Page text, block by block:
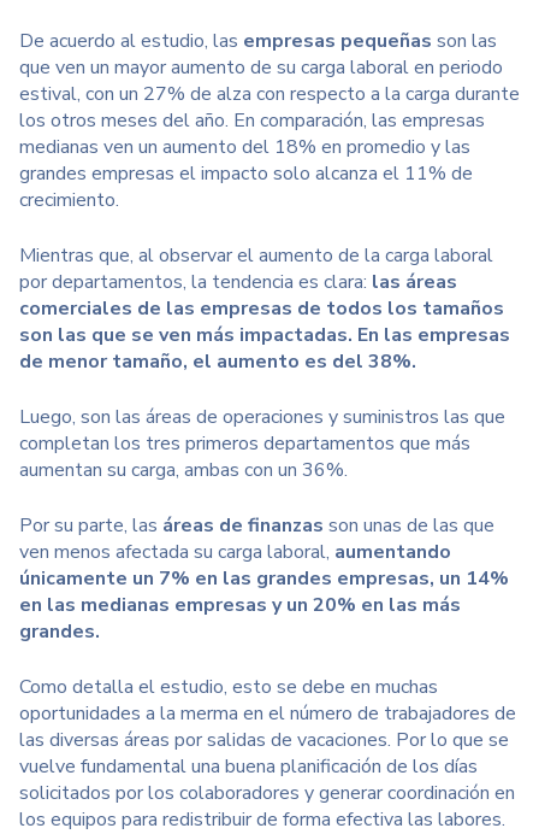
De acuerdo al estudio, las empresas pequeñas son las
que ven un mayor aumento de su carga laboral en periodo
estival, con un 27% de alza con respecto a la carga durante
los otros meses del año. En comparación, las empresas
medianas ven un aumento del 18% en promedio y las
grandes empresas el impacto solo alcanza el 11% de
crecimiento.
Mientras que, al observar el aumento de la carga laboral
por departamentos, la tendencia es clara: las áreas
comerciales de las empresas de todos los tamaños
son las que se ven más impactadas. En las empresas
de menor tamaño, el aumento es del 38%.
Luego, son las áreas de operaciones y suministros las que
completan los tres primeros departamentos que más
aumentan su carga, ambas con un 36%.
Por su parte, las áreas de finanzas son unas de las que
ven menos afectada su carga laboral, aumentando
únicamente un 7% en las grandes empresas, un 14%
en las medianas empresas y un 20% en las más
grandes.
Como detalla el estudio, esto se debe en muchas
oportunidades a la merma en el número de trabajadores de
las diversas áreas por salidas de vacaciones. Por lo que se
vuelve fundamental una buena planificación de los días
solicitados por los colaboradores y generar coordinación en
los equipos para redistribuir de forma efectiva las labores.